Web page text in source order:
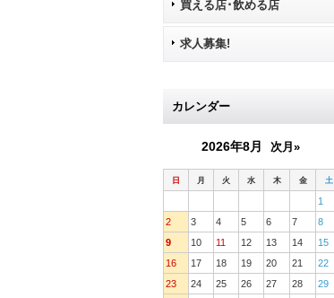
買える店･飲める店
求人募集!
カレンダー
2026年8月 次月»
日 月 火 水 木 金 土
1
2
3 4 5 6 7
8
9
10 11 12 13 14
15
16
17 18 19 20 21
22
23
24 25 26 27 28
29